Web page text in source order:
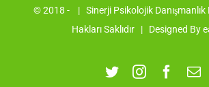
© 2018 - | Sinerji Psikolojik Danışmanlık
Hakları Saklıdır | Designed By
TwitterInstagramE-